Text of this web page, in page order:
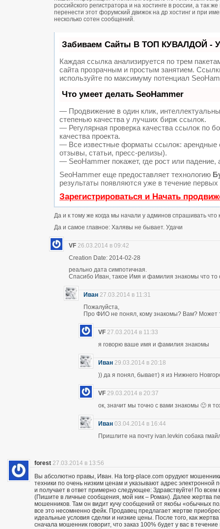
российского регистратора и на хостинге в россии, а
перенести этот форумский движок на др хостинг и при
несколько сотен сообщений.
Забиваем Сайты В ТОП КУВАЛДОЙ -
Каждая ссылка анализируется по трем
сайта прозрачным и простым занятием.
используйте по максимуму потенциал
Что умеет делать SeoHammer
— Продвижение в один клик,
степенью качества у лучших бирж ссылок.
— Регулярная проверка качества ссылок по
качества проекта.
— Все известные форматы ссылок: арендные
отзывы, статьи, пресс-релизы).
— SeoHammer покажет, где рост или
SeoHammer еще предоставляет технологию
результаты появляются уже в течение первых
Зарегистрироваться и Начать
Да и к тому же когда мы начали у админов спрашивать что
Да и самое главное: Халявы не бывает. Удачи
VF 26.03.2014 в 09:42
Creation Date: 2014-02-28
реально дата симпотичная.
Спасибо Иван, такое Имя и фамилия знакомы что то
Иван 27.03.2014 в 11:31
Пожалуйста,
Про ФИО не понял, кому знакомы? Вам? Может
VF 27.03.2014 в 11:33
я говорю ваше имя и фамилия знакомы
Иван 29.03.2014 в 20:18
)) да я понял, бывает) я из Нижнего
VF 29.03.2014 в 20:37
ок, значит мы точно с вами знакомы 🙂 я
Иван 03.04.2014 в 16:44
Пришлите на почту ivan.levkin собака
forest 27.03.2014 в 13:56
Вы абсолютно правы, Иван. На torg-place.com орудуют
техники по очень низким ценам и указывают адрес
и получает в ответ примерно следующее: Здравствуйте! По
(Пишите в личные сообщения, мой ник – Роман). Далее жертва
мошенников. Там он видит кучу сообщений от якобы «обычных
все это несомненно фейк. Продавец предлагает жертве
идеальные условия сделки и низкие цены. После того, как
сначала мошенник говорит, что заказ 100% будет у вас в